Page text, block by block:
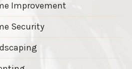
Improvement
Security